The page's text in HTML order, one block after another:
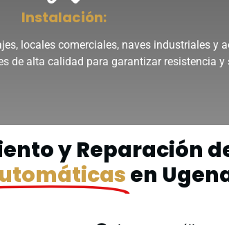
Instalación:
locales comerciales, naves industriales y
de alta calidad para garantizar resistencia y
y Reparación
en